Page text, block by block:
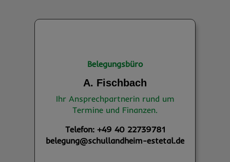
Belegungsbüro
A. Fischbach
Ihr Ansprechpartnerin rund um
Termine und Finanzen.
Telefon: +49 40 22739781
belegung@schullandheim-estetal.de